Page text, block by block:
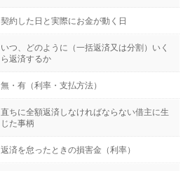
契約した日と実際にお金が動く日
いつ、どのように（一括返済又は分割）いく
ら返済するか
無・有（利率・支払方法）
直ちに全額返済しなければならない借主に生
じた事柄
返済を怠ったときの損害金（利率）